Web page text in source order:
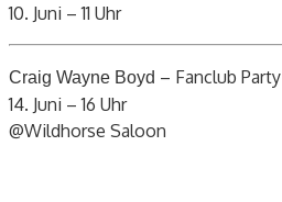
10. Juni – 11 Uhr
Craig Wayne Boyd – Fanclub Party
14. Juni – 16 Uhr
@Wildhorse Saloon